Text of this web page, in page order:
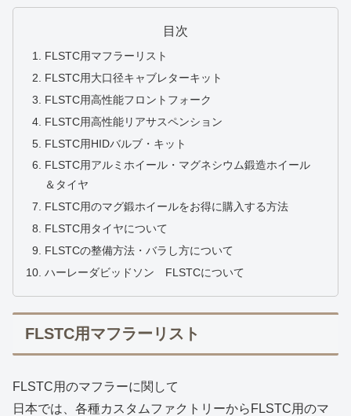
目次
FLSTC用マフラーリスト
FLSTC用大口径キャブレターキット
FLSTC用高性能フロントフォーク
FLSTC用高性能リアサスペンション
FLSTC用HIDバルブ・キット
FLSTC用アルミホイール・マグネシウム鍛造ホイール
＆タイヤ
FLSTC用のマグ鍛ホイールをお得に購入する方法
FLSTC用タイヤについて
FLSTCの整備方法・バラし方について
ハーレーダビッドソン FLSTCについて
FLSTC用マフラーリスト
FLSTC用のマフラーに関して
日本では、各種カスタムファクトリーからFLSTC用のマ